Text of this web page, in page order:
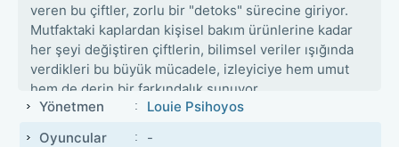
veren bu çiftler, zorlu bir "detoks" sürecine giriyor.
Mutfaktaki kaplardan kişisel bakım ürünlerine kadar
her şeyi değiştiren çiftlerin, bilimsel veriler ışığında
verdikleri bu büyük mücadele, izleyiciye hem umut
hem de derin bir farkındalık sunuyor.
Yönetmen
Louie Psihoyos
Oyuncular
-